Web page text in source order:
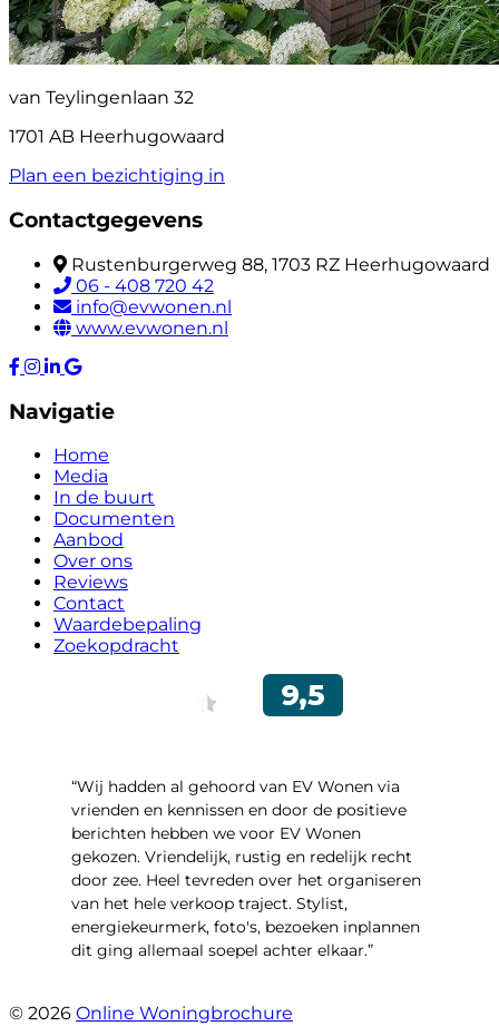
van Teylingenlaan 32
1701 AB Heerhugowaard
Plan een bezichtiging in
Contactgegevens
Rustenburgerweg 88, 1703 RZ Heerhugowaard
06 - 408 720 42
info@evwonen.nl
www.evwonen.nl
Navigatie
Home
Media
In de buurt
Documenten
Aanbod
Over ons
Reviews
Contact
Waardebepaling
Zoekopdracht
“Wij hadden al gehoord van EV Wonen via
vrienden en kennissen en door de positieve
berichten hebben we voor EV Wonen
gekozen. Vriendelijk, rustig en redelijk recht
door zee. Heel tevreden over het organiseren
van het hele verkoop traject. Stylist,
energiekeurmerk, foto's, bezoeken inplannen
dit ging allemaal soepel achter elkaar.”
© 2026 Online Woningbrochure